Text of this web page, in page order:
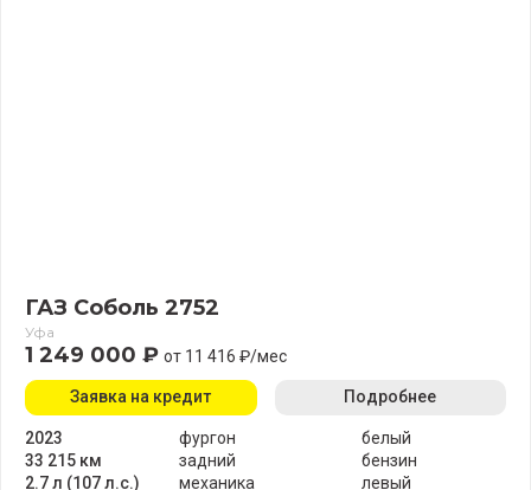
ГАЗ Соболь 2752
Уфа
1 249 000 ₽ от 11 416 ₽/мес
2023
33 215 км
2.7 л (107 л.с.)
фургон
задний
механика
белый
бензин
левый
Заявка на кредит Подробнее